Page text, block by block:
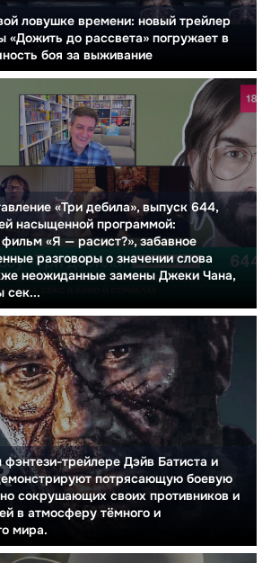
ловушке времени: новый трейлер
«Дожить до рассвета» погружает в
боя за выживание
«Три дебила», выпуск 644,
насыщенной программой:
«Я — расист?», забавное
разговоры о значении слова
неожиданные замены Джеки Чана,
сек...
трейлере Дэйв Батиста и
потрясающую боевую
сокрушающих своих противников и
в атмосферу тёмного и
мира.